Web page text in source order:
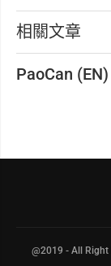
相關文章
PaoCan (EN)
@2019 - All Right